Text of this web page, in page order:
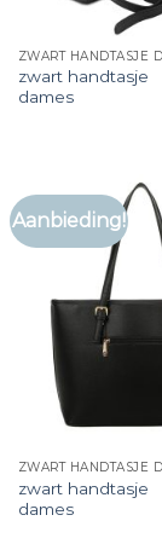
zwart handtasje
dames
Aanbieding!
zwart handtasje
dames